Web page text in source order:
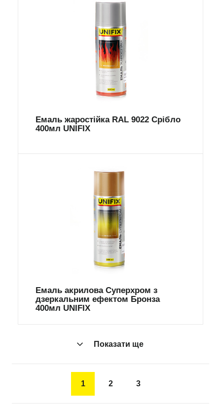
Емаль жаростійка RAL 9022 Срібло
400мл UNIFIX
Емаль акрилова Суперхром з
дзеркальним ефектом Бронза
400мл UNIFIX
Показати ще
1 2 3